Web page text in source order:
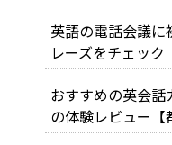
英語の電話会議に
レーズをチェック
おすすめの英会
の体験レビュー【